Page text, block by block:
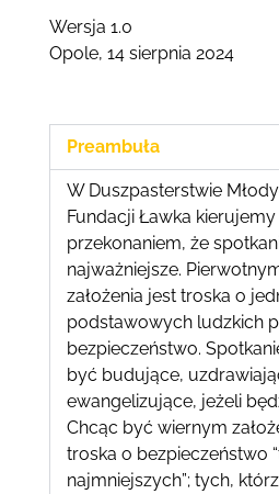
Wersja 1.0
Opole, 14 sierpnia 2024
Preambuła
W Duszpasterstwie
Fundacji Ławka kierujemy
przekonaniem, że
najważniejsze.
założenia jest troska o
podstawowych ludzkich
bezpieczeństwo.
być budujące,
ewangelizujące, jeżeli
Chcąc być wiernym
troska o bezpieczeństwo
najmniejszych”; tych,